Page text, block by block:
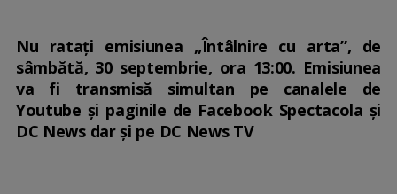
Nu ratați emisiunea „Întâlnire cu arta”, de
sâmbătă, 30 septembrie, ora 13:00. Emisiunea
va fi transmisă simultan pe canalele de
Youtube și paginile de Facebook Spectacola și
DC News dar și pe DC News TV